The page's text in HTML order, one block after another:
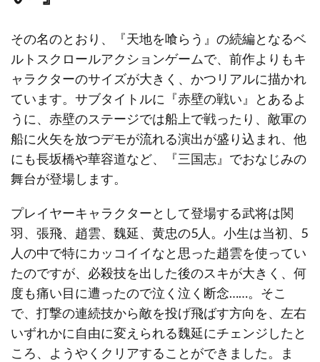
その名のとおり、『天地を喰らう』の続編となるベ
ルトスクロールアクションゲームで、前作よりもキ
ャラクターのサイズが大きく、かつリアルに描かれ
ています。サブタイトルに『赤壁の戦い』とあるよ
うに、赤壁のステージでは船上で戦ったり、敵軍の
船に火矢を放つデモが流れる演出が盛り込まれ、他
にも長坂橋や華容道など、『三国志』でおなじみの
舞台が登場します。
プレイヤーキャラクターとして登場する武将は関
羽、張飛、趙雲、魏延、黄忠の5人。小生は当初、5
人の中で特にカッコイイなと思った趙雲を使ってい
たのですが、必殺技を出した後のスキが大きく、何
度も痛い目に遭ったので泣く泣く断念……。そこ
で、打撃の連続技から敵を投げ飛ばす方向を、左右
いずれかに自由に変えられる魏延にチェンジしたと
ころ、ようやくクリアすることができました。ま